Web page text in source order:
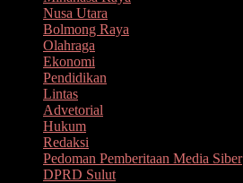
Nusa Utara
Bolmong Raya
Olahraga
Ekonomi
Pendidikan
Lintas
Advetorial
Hukum
Redaksi
Pedoman Pemberitaan Media Siber
DPRD Sulut